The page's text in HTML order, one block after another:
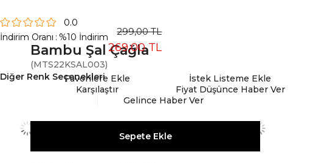
Bambu Şal Çağla
(MTS22KSAL003)
0.0
İndirim Oranı : %10 İndirim 299,00 TL
269,00 TL
Diğer Renk Seçenekleri
Favorilere Ekle
İstek Listeme Ekle
Karşılaştır
Fiyat Düşünce Haber Ver
Gelince Haber Ver